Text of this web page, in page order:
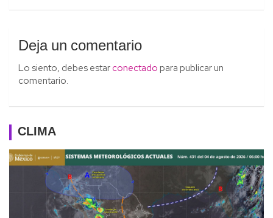
Deja un comentario
Lo siento, debes estar conectado para publicar un
comentario.
CLIMA